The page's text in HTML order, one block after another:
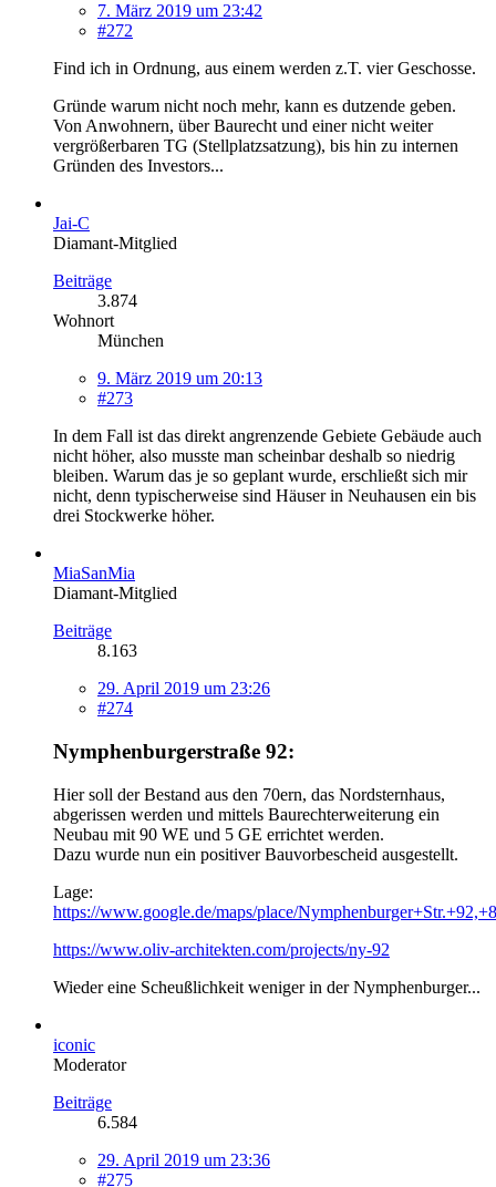
7. März 2019 um 23:42
#272
Find ich in Ordnung, aus einem werden z.T. vier Geschosse.
Gründe warum nicht noch mehr, kann es dutzende geben.
Von Anwohnern, über Baurecht und einer nicht weiter
vergrößerbaren TG (Stellplatzsatzung), bis hin zu internen
Gründen des Investors...
Jai-C
Diamant-Mitglied
Beiträge
3.874
Wohnort
München
9. März 2019 um 20:13
#273
In dem Fall ist das direkt angrenzende Gebiete Gebäude auch
nicht höher, also musste man scheinbar deshalb so niedrig
bleiben. Warum das je so geplant wurde, erschließt sich mir
nicht, denn typischerweise sind Häuser in Neuhausen ein bis
drei Stockwerke höher.
MiaSanMia
Diamant-Mitglied
Beiträge
8.163
29. April 2019 um 23:26
#274
Nymphenburgerstraße 92:
Hier soll der Bestand aus den 70ern, das Nordsternhaus,
abgerissen werden und mittels Baurechterweiterung ein
Neubau mit 90 WE und 5 GE errichtet werden.
Dazu wurde nun ein positiver Bauvorbescheid ausgestellt.
Lage:
https://www.google.de/maps/place/
https://www.oliv-architekten.com/projects/ny-92
Wieder eine Scheußlichkeit weniger in der Nymphenburger...
iconic
Moderator
Beiträge
6.584
29. April 2019 um 23:36
#275